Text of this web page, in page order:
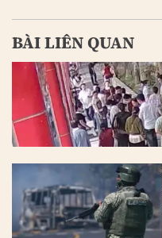
BÀI LIÊN QUAN